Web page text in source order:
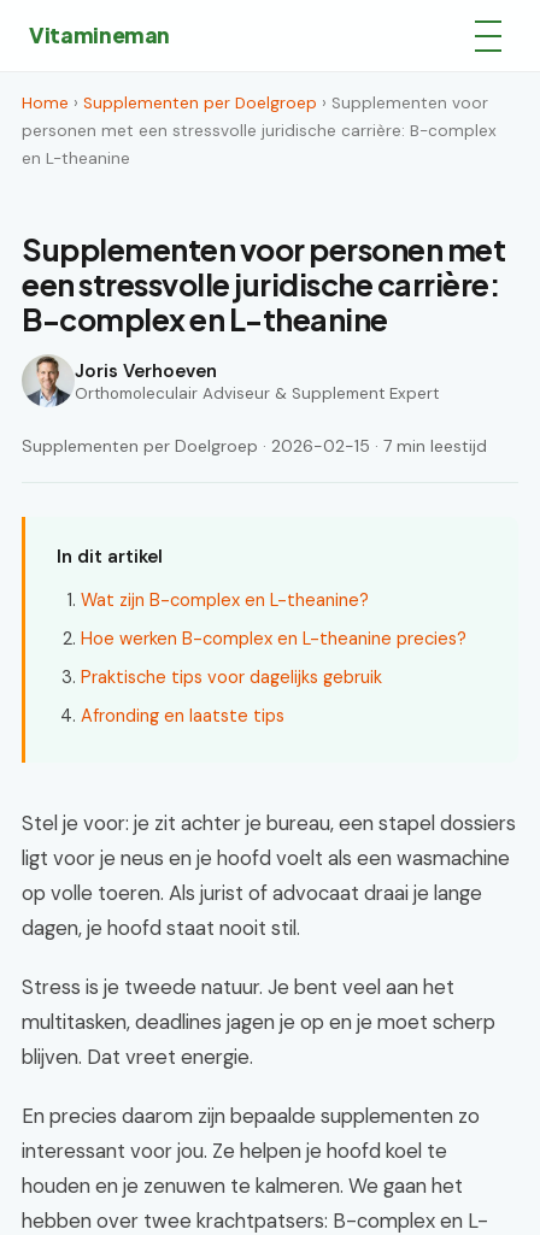
Vitamineman
Home › Supplementen per Doelgroep › Supplementen voor
personen met een stressvolle juridische carrière: B-complex
en L-theanine
Supplementen voor personen met
een stressvolle juridische carrière:
B-complex en L-theanine
Joris Verhoeven
Orthomoleculair Adviseur & Supplement Expert
Supplementen per Doelgroep · 2026-02-15 · 7 min leestijd
In dit artikel
Wat zijn B-complex en L-theanine?
Hoe werken B-complex en L-theanine precies?
Praktische tips voor dagelijks gebruik
Afronding en laatste tips
Stel je voor: je zit achter je bureau, een stapel dossiers
ligt voor je neus en je hoofd voelt als een wasmachine
op volle toeren. Als jurist of advocaat draai je lange
dagen, je hoofd staat nooit stil.
Stress is je tweede natuur. Je bent veel aan het
multitasken, deadlines jagen je op en je moet scherp
blijven. Dat vreet energie.
En precies daarom zijn bepaalde supplementen zo
interessant voor jou. Ze helpen je hoofd koel te
houden en je zenuwen te kalmeren. We gaan het
hebben over twee krachtpatsers: B-complex en L-